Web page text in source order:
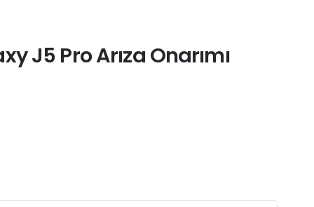
J5 Pro Arıza Onarımı